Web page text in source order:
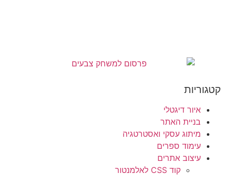
קטגוריות
איור דיגטלי
בניית האתר
מיתוג עסקי ואסטרטגיה
עימוד ספרים
עיצוב אתרים
קוד CSS לאלמנטור